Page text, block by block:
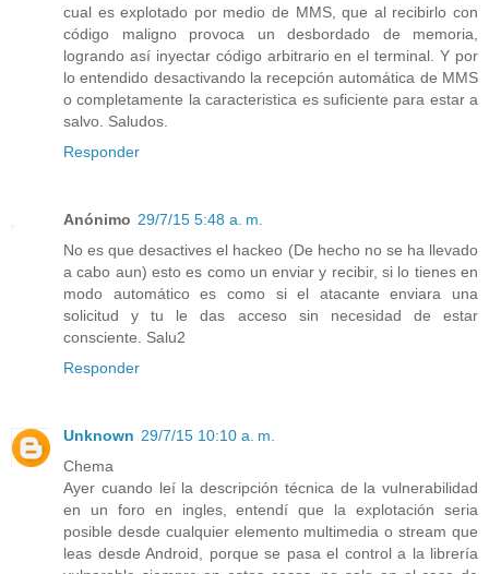
cual es explotado por medio de MMS, que al recibirlo con
código maligno provoca un desbordado de memoria,
logrando así inyectar código arbitrario en el terminal. Y por
lo entendido desactivando la recepción automática de MMS
o completamente la caracteristica es suficiente para estar a
salvo. Saludos.
Responder
Anónimo 29/7/15 5:48 a. m.
No es que desactives el hackeo (De hecho no se ha llevado
a cabo aun) esto es como un enviar y recibir, si lo tienes en
modo automático es como si el atacante enviara una
solicitud y tu le das acceso sin necesidad de estar
consciente. Salu2
Responder
Unknown 29/7/15 10:10 a. m.
Chema
Ayer cuando leí la descripción técnica de la vulnerabilidad
en un foro en ingles, entendí que la explotación seria
posible desde cualquier elemento multimedia o stream que
leas desde Android, porque se pasa el control a la librería